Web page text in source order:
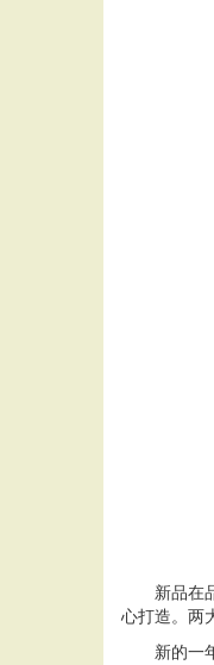
新品在
心打造。两
新的一